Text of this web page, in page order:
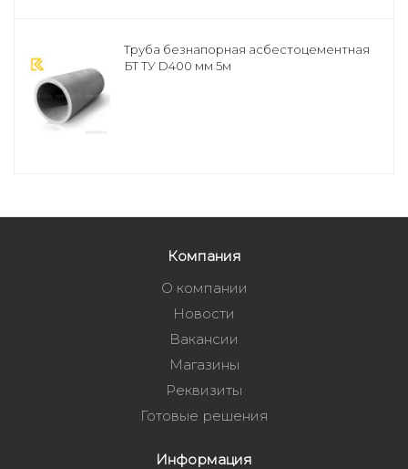
Труба безнапорная асбестоцементная
БТ ТУ D400 мм 5м
Компания
О компании
Новости
Вакансии
Магазины
Реквизиты
Готовые решения
Информация